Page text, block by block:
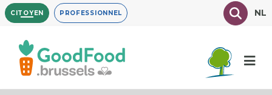
Aller
au
contenu
principal
CITOYEN PROFESSIONNEL TexteNL